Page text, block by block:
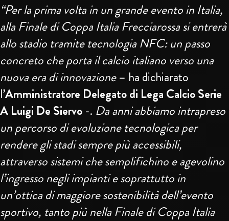
“Per la prima volta in un grande evento in Italia,
alla Finale di Coppa Italia Frecciarossa si entrerà
allo stadio tramite tecnologia NFC: un passo
concreto che porta il calcio italiano verso una
nuova era di innovazione– ha dichiarato
l’Amministratore Delegato di Lega Calcio Serie
A Luigi De Siervo -. Da anni abbiamo intrapreso
un percorso di evoluzione tecnologica per
rendere gli stadi sempre più accessibili,
attraverso sistemi che semplifichino e agevolino
l’ingresso negli impianti e soprattutto in
un’ottica di maggiore sostenibilità dell’evento
sportivo, tanto più nella Finale di Coppa Italia